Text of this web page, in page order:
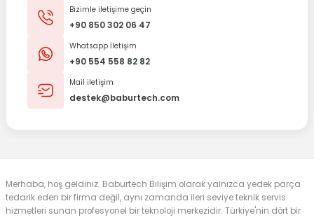
Bizimle iletişime geçin
+90 850 302 06 47
Whatsapp İletişim
+90 554 558 82 82
Mail iletişim
destek@baburtech.com
Merhaba, hoş geldiniz. Baburtech Bilişim olarak yalnızca yedek parça
tedarik eden bir firma değil, aynı zamanda ileri seviye teknik servis
hizmetleri sunan profesyonel bir teknoloji merkezidir. Türkiye'nin dört bir